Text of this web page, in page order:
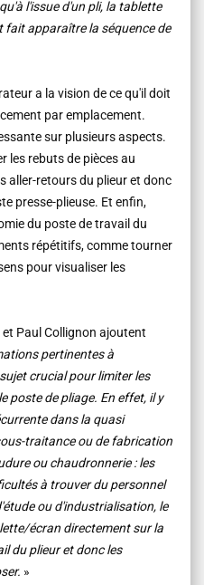
l'issue d'un pli, la tablette
fait apparaître la séquence de
a la vision de ce qu'il doit
par emplacement.
sur plusieurs aspects.
les rebuts de pièces au
aller-retours du plieur et donc
presse-plieuse. Et enfin,
du poste de travail du
répétitifs, comme tourner
pour visualiser les
Paul Collignon ajoutent
pertinentes à
crucial pour limiter les
poste de pliage. En effet, il y
dans la quasi
traitance ou de fabrication
ou chaudronnerie : les
à trouver du personnel
ou d'industrialisation, le
écran directement sur la
du plieur et donc les
»